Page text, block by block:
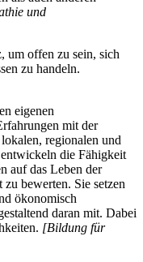
und
um offen zu sein, sich
zu handeln.
eigenen
mit der
regionalen und
die Fähigkeit
auf das Leben der
bewerten. Sie setzen
ökonomisch
daran mit. Dabei
[Bildung für